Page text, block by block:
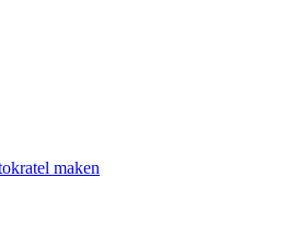
maken